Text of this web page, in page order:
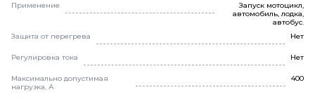
Применение
Запуск мотоцикл,
автомобиль, лодка,
автобус.
Защита от перегрева
Нет
Регулировка тока Нет
Максимально допустимая
нагрузка, А
400